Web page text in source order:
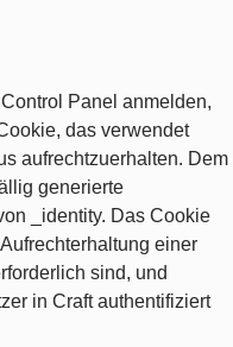
Panel anmelden,
das verwendet
aufrechtzuerhalten. Dem
generierte
_identity. Das Cookie
einer
sind, und
in Craft authentifiziert